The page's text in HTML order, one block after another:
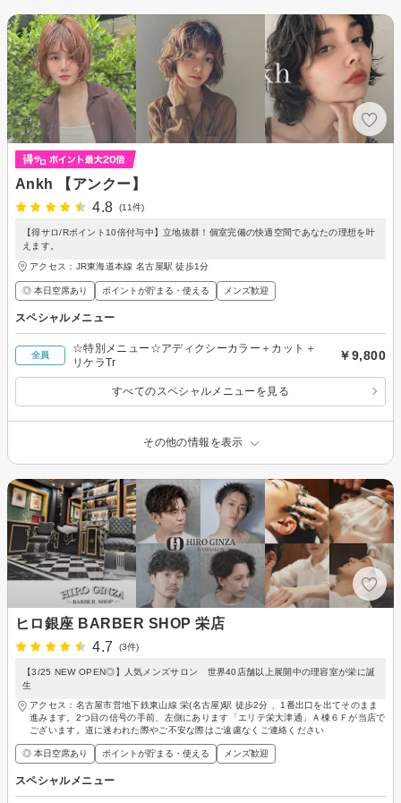
Ankh 【アンクー】
4.8
(11件)
【得サロ/Rポイント10倍付与中】立地抜群！個室完備の快適空間であなたの理想を叶
えます。
アクセス：JR東海道本線 名古屋駅 徒歩1分
◎ 本日空席あり ポイントが貯まる・使える メンズ歓迎
スペシャルメニュー
全員
☆特別メニュー☆アディクシーカラー＋カット＋
リケラTr
￥9,800
すべてのスペシャルメニューを見る
その他の情報を表示
ヒロ銀座 BARBER SHOP 栄店
4.7
(3件)
【3/25 NEW OPEN◎】人気メンズサロン 世界40店舗以上展開中の理容室が栄に誕
生
アクセス：名古屋市営地下鉄東山線 栄(名古屋)駅 徒歩2分 、1番出口を出てそのまま
進みます。2つ目の信号の手前、左側にあります「エリテ栄大津通」Ａ棟６Ｆが当店で
ございます。道に迷われた際やご不安な際はご遠慮なくご連絡ください
◎ 本日空席あり ポイントが貯まる・使える メンズ歓迎
スペシャルメニュー